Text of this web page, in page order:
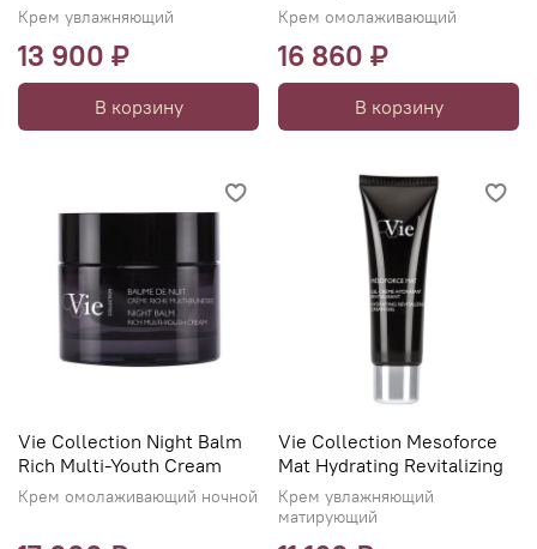
Крем увлажняющий
13 900 ₽
В корзину
Крем омолаживающий
16 860 ₽
В корзину
Vie Collection Night Balm
Rich Multi-Youth Cream
Крем омолаживающий ночной
Vie Collection Mesoforce
Mat Hydrating Revitalizing
Крем увлажняющий
матирующий